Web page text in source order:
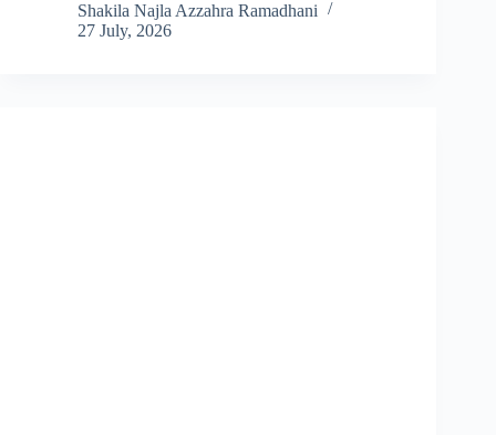
Shakila Najla Azzahra Ramadhani
27 July, 2026